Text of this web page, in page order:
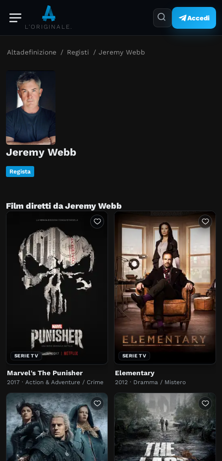
L'ORIGINALE.
Accedi
Altadefinizione / Registi / Jeremy Webb
Jeremy Webb
Regista
Film diretti da Jeremy Webb
SERIE TV
Marvel's The Punisher
2017 · Action & Adventure / Crime
SERIE TV
Elementary
2012 · Dramma / Mistero